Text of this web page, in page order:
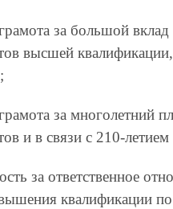
за большой
высшей
за многолетний
и в связи с 210-
за ответственное
квалификации